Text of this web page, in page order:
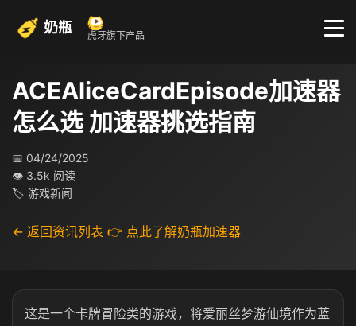
奶瓶 虎牙旗下产品
ACEAliceCardEpisode加速器
怎么选 加速器挑选指南
📅 04/24/2025
👁 3.5k 阅读
🏷 游戏新闻
← 返回资讯列表 👉 点此了解奶瓶加速器
这是一个卡牌冒险类的游戏，将爱丽丝梦游仙境作为蓝